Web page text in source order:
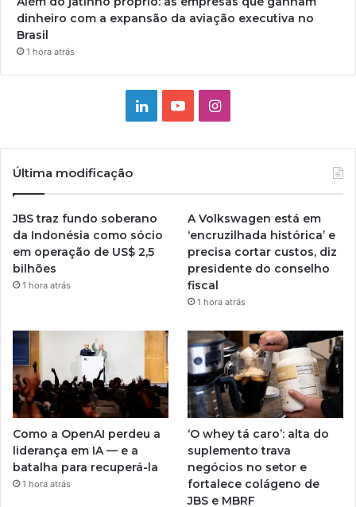
dinheiro com a expansão da aviação executiva no
Brasil
1 hora atrás
LinkedinYouTubeInstagram
Última modificação
JBS traz fundo soberano
da Indonésia como sócio
em operação de US$ 2,5
bilhões
1 hora atrás
A Volkswagen está em
‘encruzilhada histórica’ e
precisa cortar custos, diz
presidente do conselho
fiscal
1 hora atrás
Como a OpenAI perdeu a
liderança em IA — e a
batalha para recuperá-la
1 hora atrás
‘O whey tá caro’: alta do
suplemento trava
negócios no setor e
fortalece colágeno de
JBS e MBRF